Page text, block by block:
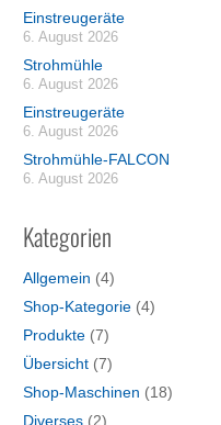
Einstreugeräte
6. August 2026
Strohmühle
6. August 2026
Einstreugeräte
6. August 2026
Strohmühle-FALCON
6. August 2026
Kategorien
Allgemein (4)
Shop-Kategorie (4)
Produkte (7)
Übersicht (7)
Shop-Maschinen (18)
Diverses (2)